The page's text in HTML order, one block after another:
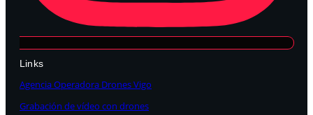
Links
Agencia Operadora Drones Vigo
Grabación de vídeo con drones